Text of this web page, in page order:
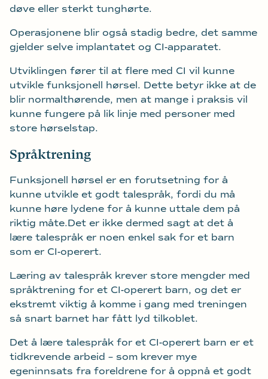
døve eller sterkt tunghørte.
Operasjonene blir også stadig bedre, det samme
gjelder selve implantatet og CI-apparatet.
Utviklingen fører til at flere med CI vil kunne
utvikle funksjonell hørsel. Dette betyr ikke at de
blir normalthørende, men at mange i praksis vil
kunne fungere på lik linje med personer med
store hørselstap.
Språktrening
Funksjonell hørsel er en forutsetning for å
kunne utvikle et godt talespråk, fordi du må
kunne høre lydene for å kunne uttale dem på
riktig måte.Det er ikke dermed sagt at det å
lære talespråk er noen enkel sak for et barn
som er CI-operert.
Læring av talespråk krever store mengder med
språktrening for et CI-operert barn, og det er
ekstremt viktig å komme i gang med treningen
så snart barnet har fått lyd tilkoblet.
Det å lære talespråk for et CI-operert barn er et
tidkrevende arbeid – som krever mye
egeninnsats fra foreldrene for å oppnå et godt